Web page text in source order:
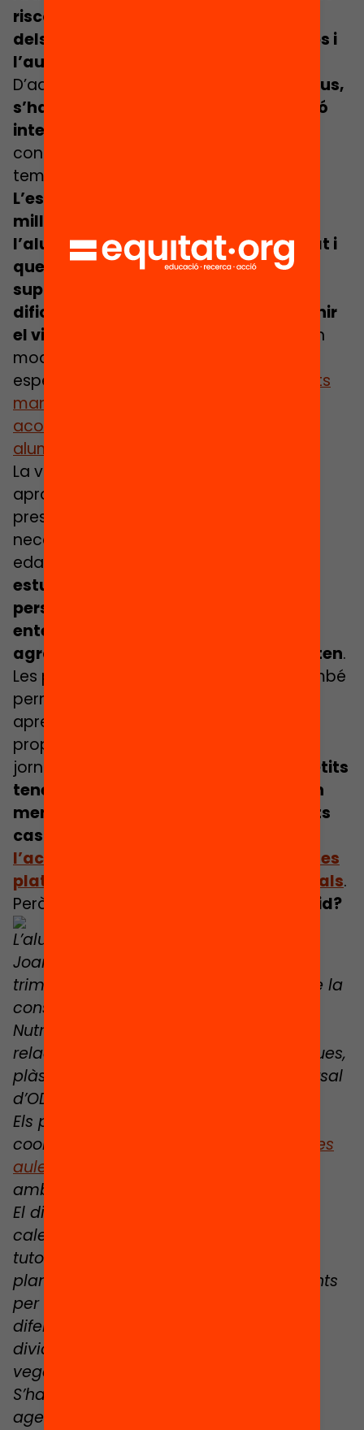
riscos, especialment en la capacitat
dels estudiants per gestionar el temps i
l’autoregulació de l’aprenentatge
D’aquí que,
per obtenir resultats positius,
s’ha de comptar amb una tutorització
intensiva del docent
controlar el ritme d’aprenentatge i el
temps de dedicació de l’alumnat.
L’escola presencial és encara la que
millor pot garantir l’educació de
l’alumnat en situació de vulnerabilitat i
que compta amb menys recursos i
suports a casa, ja que pot tenir
dificultats per seguir el ritme i mantenir
el vincle educatiu
. Per aquest motiu, en
models d’educació híbrida és
especialment important que els
docents
mantinguin un seguiment i
acompanyament estret amb aquests
alumnes
La versatilitat d’aquest model permet
aprofitar els avantatges de la
presencialitat i la virtualitat, segons les
necessitats i característiques de cada
edat.
estudiants més grans poden
personalitzar el seu aprenentatge,
entendre què volen aprendre, què els
agrada i quin tipus de suport necessiten.
Les plataformes educatives virtuals també
permeten que aquests estudiants
aprenguin al seu ritme i això els
proporciona més flexibilitat durant la
jornada.
En canvi, els alumnes més petits
tenen més dificultats, ja que tenen un
menor grau d’autonomia i, en aquests
casos,
l’acompanyament docent en l’ús de les
plataformes d’aprenentatge en virtuals.
Però,
com és un dia en un institut híbrid?
L’alumnat de 4t de l’ESO de l’Institut St.
Joan de Lleida comença aquest 1r
trimestre amb un projecte STEAM sobre la
construcció d’una APP sobre Dietètica i
Nutrició. Les matèries o assignatures
relacionades són ciències, matemàtiques,
plàstica, tecnologia i el treball transversal
d’ODS que es porta a terme a l’institut.
Els professors han treballat de forma
coordinada i existeix la
codocència a les
aules
amb l’alumnat.
El dilluns s’estableixen els terminis, els
calendaris d’entregues, exposicions i
tutories individuals i grupals i les
planificacions necessàries corresponents
per a portar a terme el projecte en els
diferents grups de treball. L’alumnat es
divideix en dos grups A i B i a la seva
vegada en petits grups de treball.
S’han previst visites i tutories amb els
agents de salut del CAP.